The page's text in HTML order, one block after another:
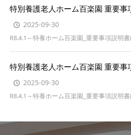
特別養護老人ホーム百楽園 重要事
2025-09-30
R8.4.1～特養ホーム百楽園_重要事項説明
特別養護老人ホーム百楽園 重要事
2025-09-30
R8.4.1～特養ホーム百楽園_重要事項説明